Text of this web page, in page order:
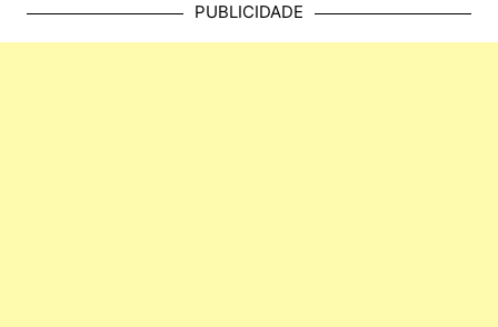
PUBLICIDADE